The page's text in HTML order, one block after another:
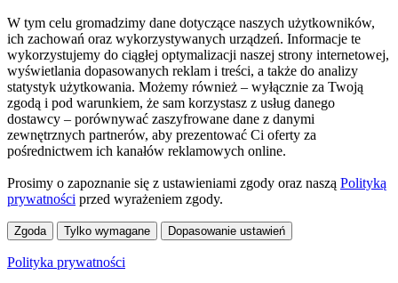
W tym celu gromadzimy dane dotyczące naszych użytkowników,
ich zachowań oraz wykorzystywanych urządzeń. Informacje te
wykorzystujemy do ciągłej optymalizacji naszej strony internetowej,
wyświetlania dopasowanych reklam i treści, a także do analizy
statystyk użytkowania. Możemy również – wyłącznie za Twoją
zgodą i pod warunkiem, że sam korzystasz z usług danego
dostawcy – porównywać zaszyfrowane dane z danymi
zewnętrznych partnerów, aby prezentować Ci oferty za
pośrednictwem ich kanałów reklamowych online.
Prosimy o zapoznanie się z ustawieniami zgody oraz naszą Polityką
prywatności przed wyrażeniem zgody.
Zgoda Tylko wymagane Dopasowanie ustawień
Polityka prywatności